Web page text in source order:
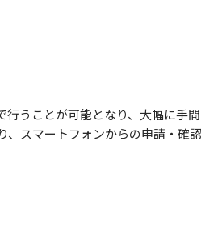
うことが可能となり、大幅に手
スマートフォンからの申請・確